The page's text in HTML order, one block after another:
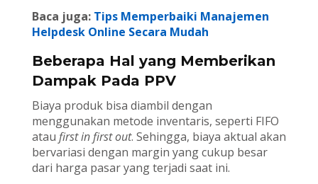
Baca juga: Tips Memperbaiki Manajemen
Helpdesk Online Secara Mudah
Beberapa Hal yang Memberikan
Dampak Pada PPV
Biaya produk bisa diambil dengan
menggunakan metode inventaris, seperti FIFO
atau first in first out. Sehingga, biaya aktual akan
bervariasi dengan margin yang cukup besar
dari harga pasar yang terjadi saat ini.